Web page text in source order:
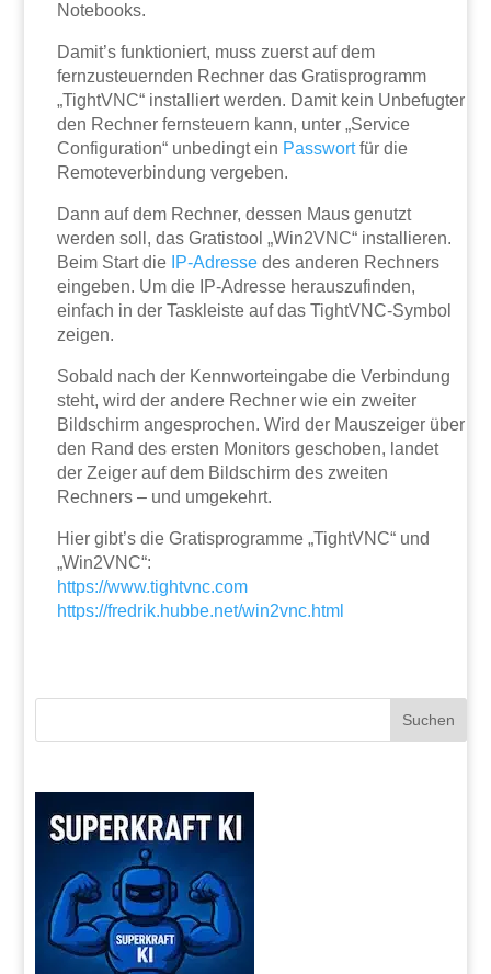
Notebooks.
Damit’s funktioniert, muss zuerst auf dem
fernzusteuernden Rechner das Gratisprogramm
„TightVNC“ installiert werden. Damit kein Unbefugter
den Rechner fernsteuern kann, unter „Service
Configuration“ unbedingt ein Passwortfür die
Remoteverbindung vergeben.
Dann auf dem Rechner, dessen Maus genutzt
werden soll, das Gratistool „Win2VNC“ installieren.
Beim Start die IP-Adresse des anderen Rechners
eingeben. Um die IP-Adresse herauszufinden,
einfach in der Taskleiste auf das TightVNC-Symbol
zeigen.
Sobald nach der Kennworteingabe die Verbindung
steht, wird der andere Rechner wie ein zweiter
Bildschirm angesprochen. Wird der Mauszeiger über
den Rand des ersten Monitors geschoben, landet
der Zeiger auf dem Bildschirm des zweiten
Rechners – und umgekehrt.
Hier gibt’s die Gratisprogramme „TightVNC“ und
„Win2VNC“:
https://www.tightvnc.com
https://fredrik.hubbe.net/win2vnc.html